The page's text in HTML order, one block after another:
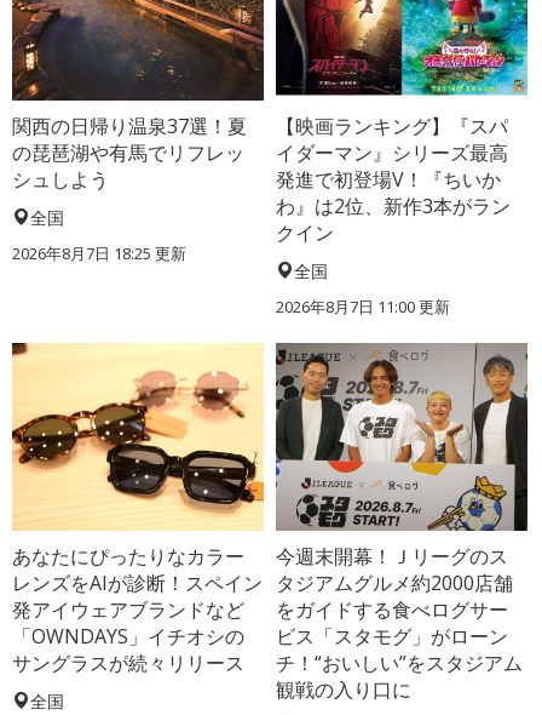
関西の日帰り温泉37選！夏
の琵琶湖や有馬でリフレッ
シュしよう
全国
2026年8月7日 18:25 更新
【映画ランキング】『スパ
イダーマン』シリーズ最高
発進で初登場V！『ちいか
わ』は2位、新作3本がラン
クイン
全国
2026年8月7日 11:00更新
あなたにぴったりなカラー
レンズをAIが診断！スペイン
発アイウェアブランドなど
「OWNDAYS」イチオシの
サングラスが続々リリース
全国
今週末開幕！Ｊリーグのス
タジアムグルメ約2000店舗
をガイドする食べログサー
ビス「スタモグ」がローン
チ！“おいしい”をスタジアム
観戦の入り口に